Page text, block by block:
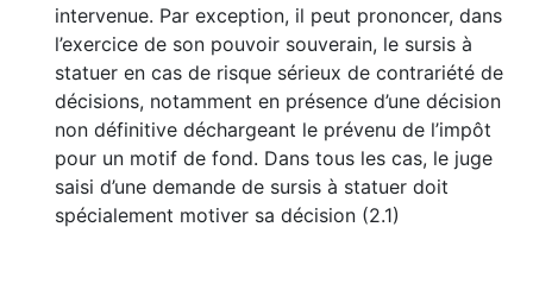
intervenue. Par exception, il peut prononcer, dans
l’exercice de son pouvoir souverain, le sursis à
statuer en cas de risque sérieux de contrariété de
décisions, notamment en présence d’une décision
non définitive déchargeant le prévenu de l’impôt
pour un motif de fond. Dans tous les cas, le juge
saisi d’une demande de sursis à statuer doit
spécialement motiver sa décision (2.1)